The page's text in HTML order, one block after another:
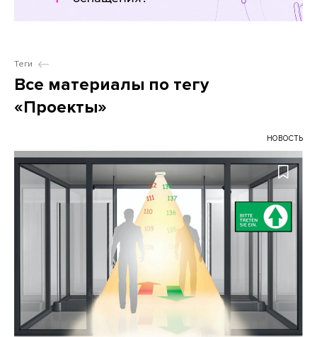
Теги
Все материалы по тегу
«Проекты»
НОВОСТЬ